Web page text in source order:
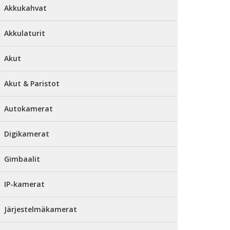
Akkukahvat
Akkulaturit
Akut
Akut & Paristot
Autokamerat
Digikamerat
Gimbaalit
IP-kamerat
Järjestelmäkamerat